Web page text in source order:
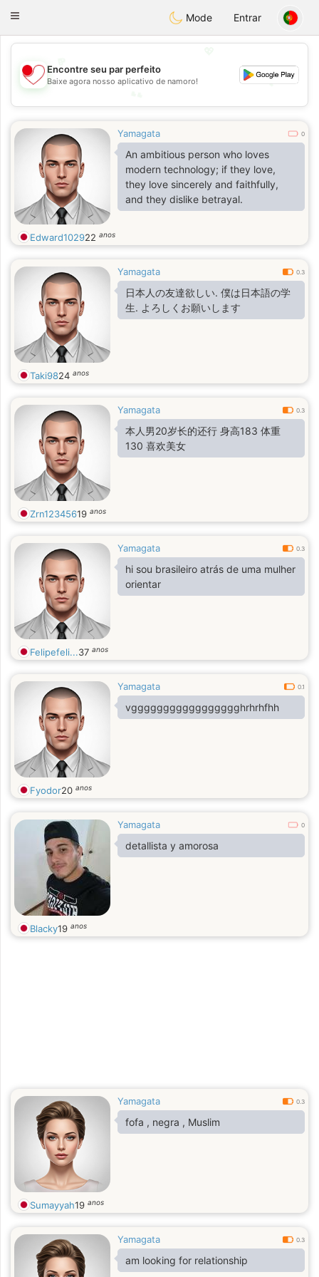
日本Chat
Toggle
Mode Entrar
💕
Encontre seu par perfeito
Baixe agora nosso aplicativo de namoro!
Yamagata 0
An ambitious person who loves
modern technology; if they love,
they love sincerely and faithfully,
and they dislike betrayal.
Edward102922 anos
Yamagata 0.3
日本人の友達欲しい. 僕は日本語の学
生. よろしくお願いします
Taki9824 anos
Yamagata 0.3
本人男20岁长的还行 身高183 体重
130 喜欢美女
Zrn12345619 anos
Yamagata 0.3
hi sou brasileiro atrás de uma mulher
orientar
Felipefeli...37 anos
Yamagata 0.1
vggggggggggggggggghrhrhfhh
Fyodor20 anos
Yamagata 0
detallista y amorosa
Blacky19 anos
Yamagata 0.3
fofa , negra , Muslim
Sumayyah19 anos
Yamagata 0.3
am looking for relationship